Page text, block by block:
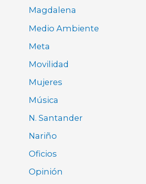
Magdalena
Medio Ambiente
Meta
Movilidad
Mujeres
Música
N. Santander
Nariño
Oficios
Opinión